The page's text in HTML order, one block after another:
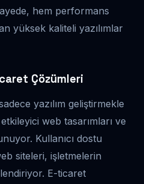
hem performans
yüksek kaliteli yazılımlar
Çözümleri
yazılım geliştirmekle
web tasarımları ve
Kullanıcı dostu
siteleri, işletmelerin
E-ticaret